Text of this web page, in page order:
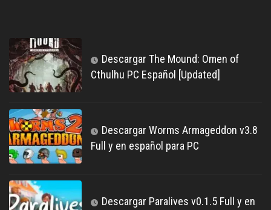
Descargar The Mound: Omen of
Cthulhu PC Español [Updated]
Descargar Worms Armageddon v3.8
Full y en español para PC
Descargar Paralives v0.1.5 Full y en